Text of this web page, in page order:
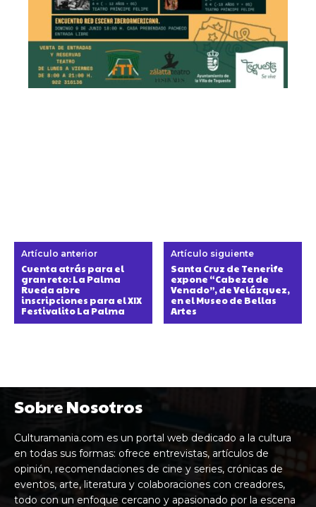
Artículo anterior
Cuenta atrás para el
gran reto: La Palma
Rueda abre
inscripciones para el XIX
Festivalito La Palma
Artículo siguiente
Santa Cruz de Tenerife
expone “Cabeza de
Venado”, de Velázquez,
en el Museo de Bellas
Artes
Sobre Nosotros
Culturamania.com es un portal web dedicado a la cultura
en todas sus formas: ofrece entrevistas, artículos de
opinión, recomendaciones de cine y series, crónicas de
eventos, arte, literatura y colaboraciones con creadores,
todo con un enfoque cercano y apasionado por la escena